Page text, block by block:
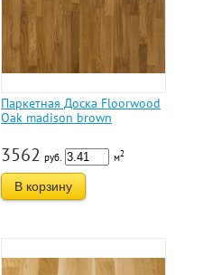
Паркетная Доска Floorwood
Oak madison brown
3562 руб. м2
В корзину